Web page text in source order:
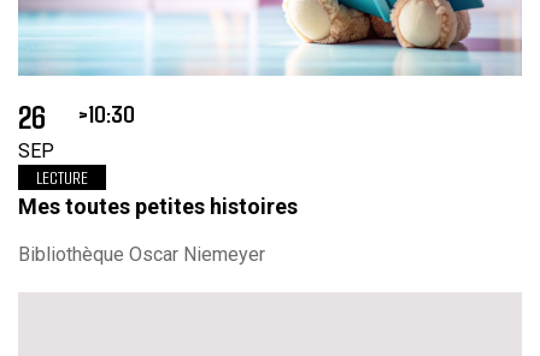
26
SEP
10:30
LECTURE
Mes toutes petites histoires
Bibliothèque Oscar Niemeyer